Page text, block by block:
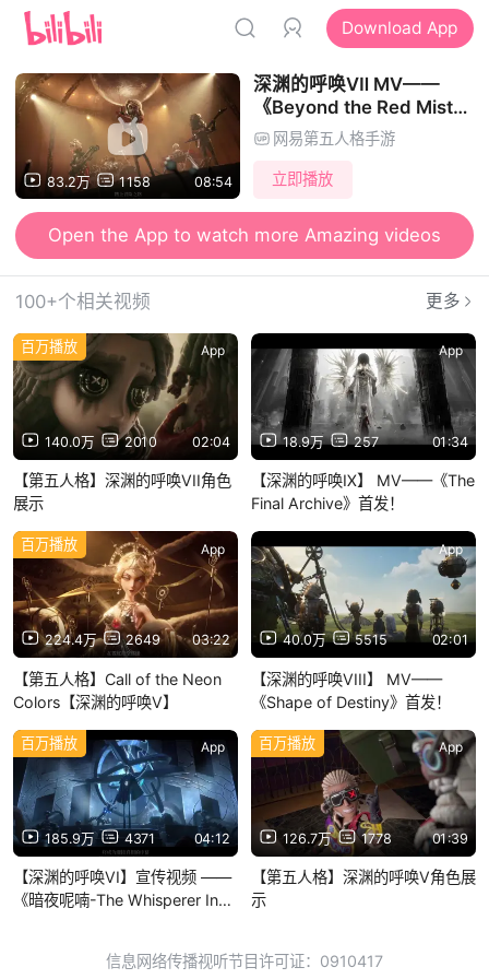
Download App
83.2万 1158 08:54
深渊的呼唤Ⅶ MV——
《Beyond the Red Mist》
首发！
网易第五人格手游
立即播放
Open the App to watch more Amazing videos
100+个相关视频 更多
140.0万 2010 02:04
百万播放 App
【第五人格】深渊的呼唤VII角色
展示
18.9万 257 01:34
App
【深渊的呼唤Ⅸ】 MV——《The
Final Archive》首发！
224.4万 2649 03:22
百万播放 App
【第五人格】Call of the Neon
Colors【深渊的呼唤V】
40.0万 5515 02:01
App
【深渊的呼唤VIII】 MV——
《Shape of Destiny》首发！
185.9万 4371 04:12
百万播放 App
【深渊的呼唤VI】宣传视频 ——
《暗夜呢喃-The Whisperer In
126.7万 1778 01:39
百万播放 App
【第五人格】深渊的呼唤V角色展
示
信息网络传播视听节目许可证：0910417